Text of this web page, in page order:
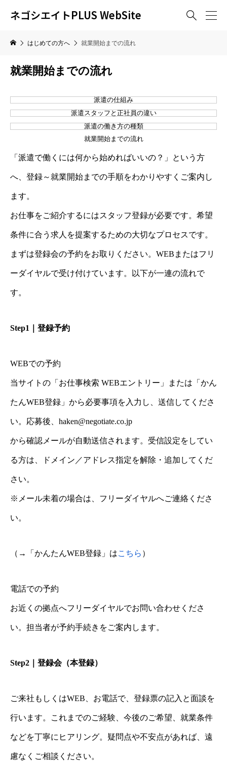
ネゴシエイトPLUS WebSite 
はじめての方へ 就業開始までの流れ
就業開始までの流れ
派遣の仕組み
派遣スタッフと正社員の違い
派遣の働き方の種類
就業開始までの流れ
「派遣で働くには何から始めればいいの？」という方
へ、登録～就業開始までの手順をわかりやすくご案内し
ます。
お仕事をご紹介するにはスタッフ登録が必要です。希望
条件に合う求人を提案するための大切なプロセスです。
まずは登録会の予約をお取りください。WEBまたはフリ
ーダイヤルで受け付けています。以下が一連の流れで
す。
Step1｜登録予約
WEBでの予約
当サイトの「お仕事検索 WEBエントリー」または「かん
たんWEB登録」から必要事項を入力し、送信してくださ
い。応募後、haken@negotiate.co.jp
から確認メールが自動送信されます。受信設定をしてい
る方は、ドメイン／アドレス指定を解除・追加してくだ
さい。
※メール未着の場合は、フリーダイヤルへご連絡くださ
い。
（→「かんたんWEB登録」はこちら ）
電話での予約
お近くの拠点へフリーダイヤルでお問い合わせくださ
い。担当者が予約手続きをご案内します。
Step2｜登録会（本登録）
ご来社もしくはWEB、お電話で、登録票の記入と面談を
行います。これまでのご経験、今後のご希望、就業条件
などを丁寧にヒアリング。疑問点や不安点があれば、遠
慮なくご相談ください。